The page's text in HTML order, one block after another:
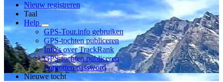
Nieuw registreren
Taal
Help
GPS-Tour.info gebruiken
GPS-tochten publiceren
Info's over TrackRank
GPS-tochten publiceren
Forgotten password
Nieuwe tocht